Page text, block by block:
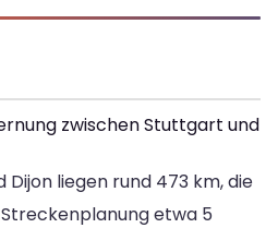
zwischen Stuttgart und
liegen rund 473 km, die
etwa 5